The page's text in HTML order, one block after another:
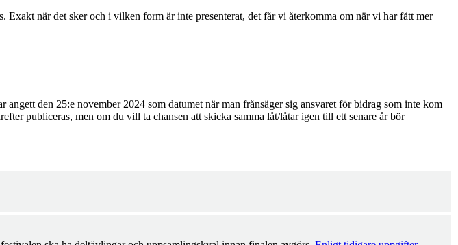
Exakt när det sker och i vilken form är inte presenterat, det får vi återkomma om när vi har fått mer
angett den 25:e november 2024 som datumet när man frånsäger sig ansvaret för bidrag som inte kom
publiceras, men om du vill ta chansen att skicka samma låt/låtar igen till ett senare år bör